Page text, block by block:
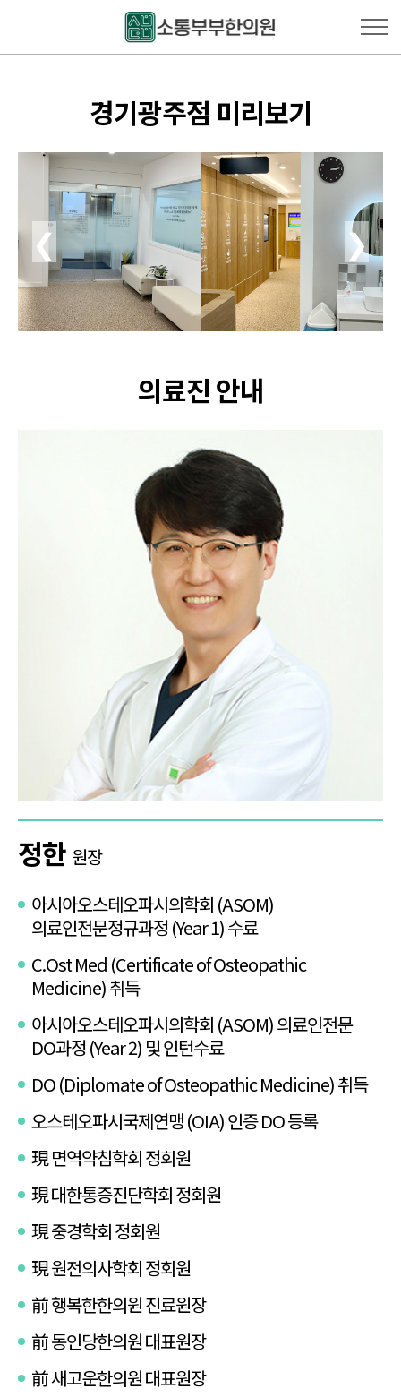
경기광주점 미리보기
❮ ❯
의료진 안내
정한 원장
아시아오스테오파시의학회 (ASOM)
의료인전문정규과정 (Year 1) 수료
C.Ost Med (Certificate of Osteopathic
Medicine) 취득
아시아오스테오파시의학회 (ASOM) 의료인전문
DO과정 (Year 2) 및 인턴수료
DO (Diplomate of Osteopathic Medicine) 취득
오스테오파시국제연맹 (OIA) 인증 DO 등록
現 면역약침학회 정회원
現 대한통증진단학회 정회원
現 중경학회 정회원
現 원전의사학회 정회원
前 행복한한의원 진료원장
前 동인당한의원 대표원장
前 새고운한의원 대표원장